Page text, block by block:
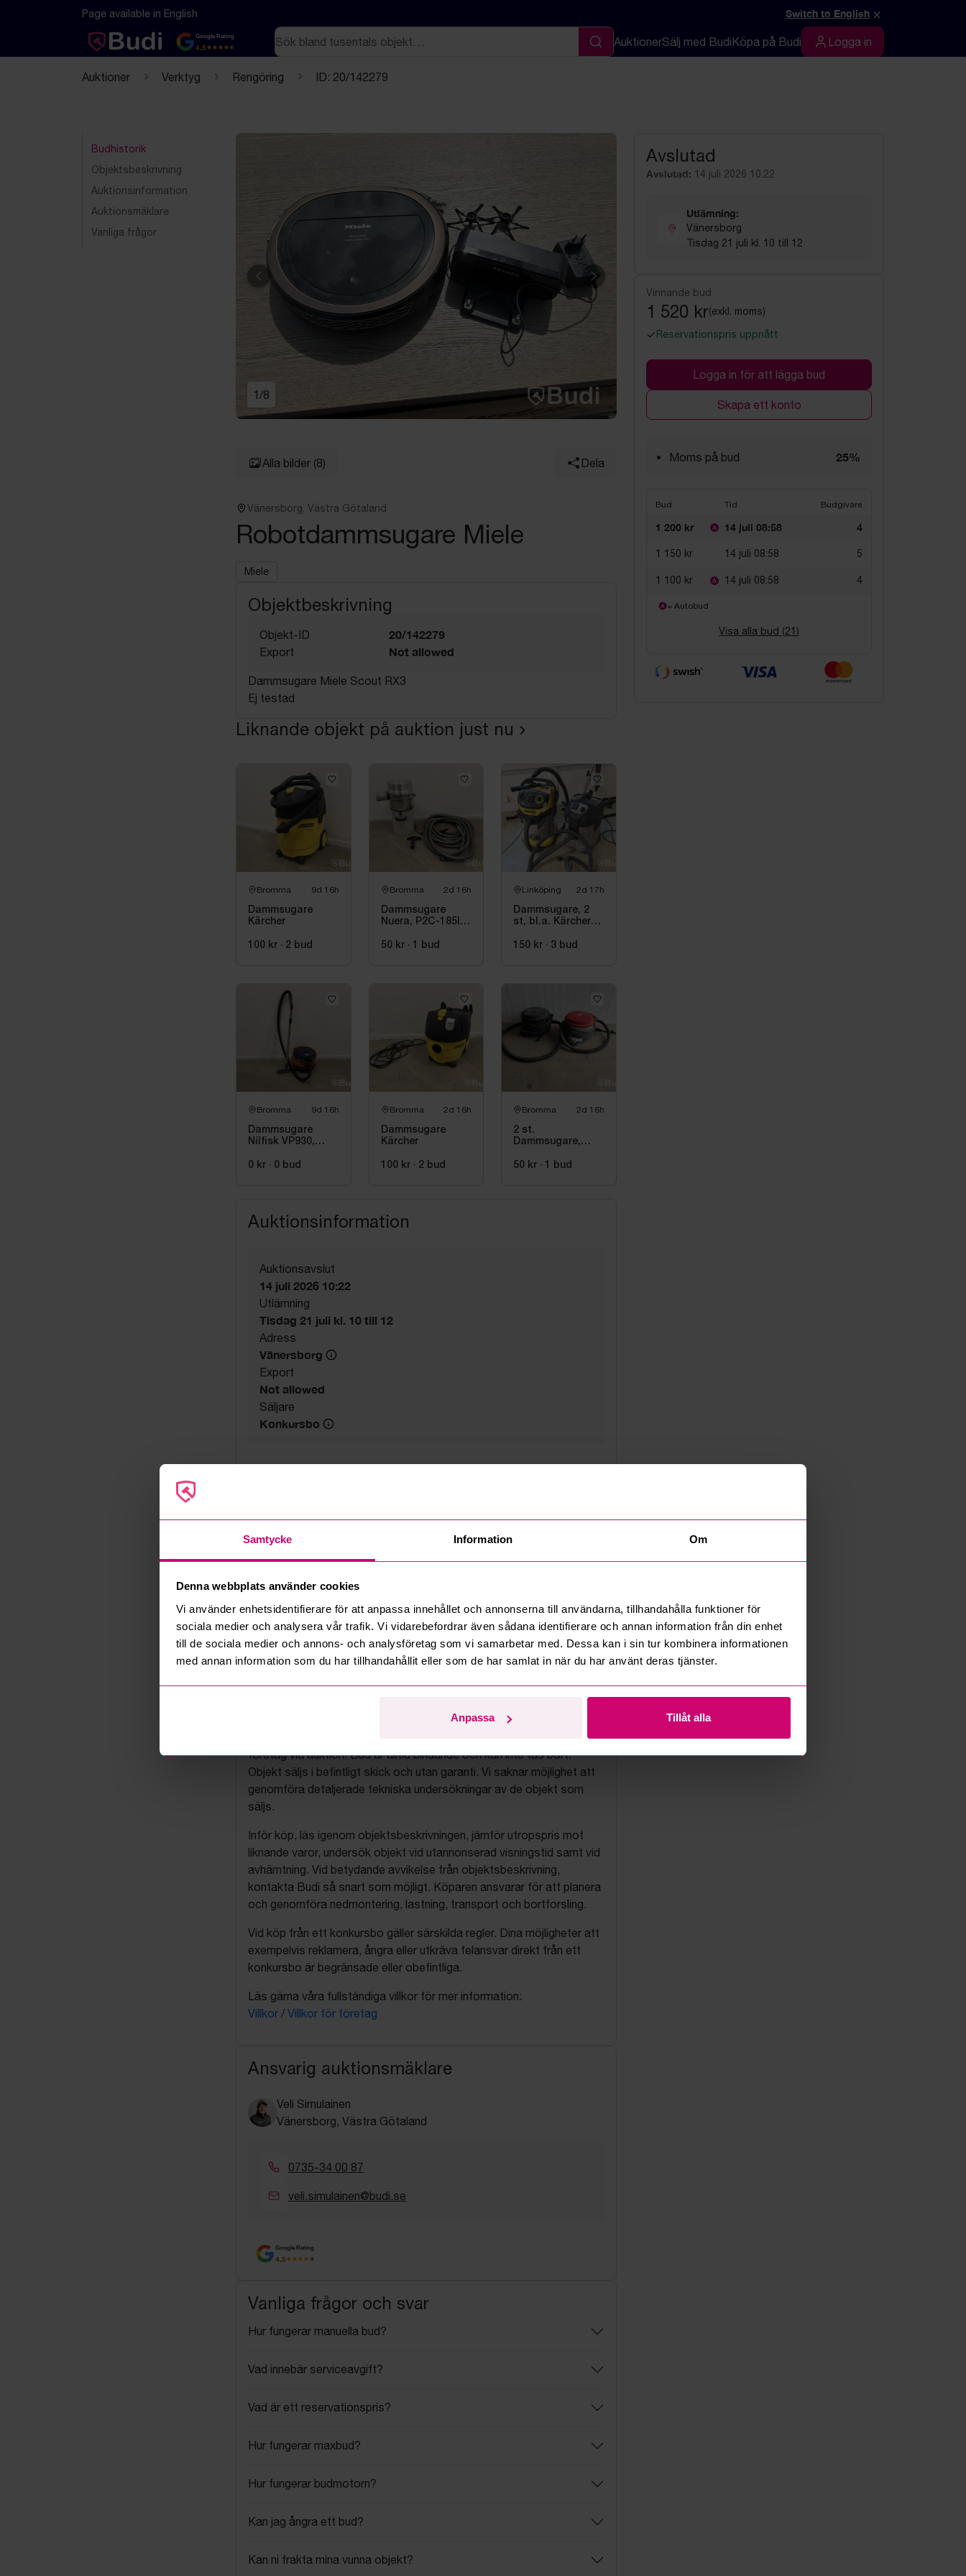
Samtycke Information Om
Denna webbplats använder cookies
Vi använder enhetsidentifierare för att anpassa innehållet och annonserna till användarna, tillhandahålla funktioner för
sociala medier och analysera vår trafik. Vi vidarebefordrar även sådana identifierare och annan information från din enhet
till de sociala medier och annons- och analysföretag som vi samarbetar med. Dessa kan i sin tur kombinera informationen
med annan information som du har tillhandahållit eller som de har samlat in när du har använt deras tjänster.
Anpassa Tillåt alla
Hoppa till innehåll
Textbaserad (markdown) version av denna sida
Page available in English Switch to English ×
Google Rating
4.5
Sök
Sök
AuktionerSälj med BudiKöpa på Budi Logga in
Logga in
Auktioner Verktyg Rengöring ID: 20/142279
Budhistorik
Objektsbeskrivning
Auktionsinformation
Auktionsmäklare
Vanliga frågor
Föregående Nästa
1 /8
Alla bilder (8) Dela
Vänersborg, Västra Götaland
Robotdammsugare Miele
Miele
Objektbeskrivning
Objekt-ID 20/142279
Export Not allowed
Dammsugare Miele Scout RX3
Ej testad
Liknande objekt på auktion just nu
Bromma 9d 16h
Dammsugare
Kärcher
100 kr · 2 bud
Bromma 2d 16h
Dammsugare
Nuera, P2C-185I-
50 kr · 1 bud
Linköping 2d 17h
Dammsugare, 2
st, bl.a. Kärcher
150 kr · 3 bud
Bromma 9d 16h
Dammsugare
Nilfisk VP930,
0 kr · 0 bud
Bromma 2d 16h
Dammsugare
Kärcher
100 kr · 2 bud
Bromma 2d 16h
2 st.
Dammsugare,
50 kr · 1 bud
Auktionsinformation
Auktionsavslut
14 juli 2026 10:22
Utlämning
Tisdag 21 juli kl. 10 till 12
Adress
Vänersborg
Export
Not allowed
Säljare
Konkursbo
På Budi.se säljs objekt på uppdrag av konkursbon, finansbolag och
företag via auktion. Bud är alltid bindande och kan inte tas bort.
Objekt säljs i befintligt skick och utan garanti. Vi saknar möjlighet att
genomföra detaljerade tekniska undersökningar av de objekt som
säljs.
Inför köp, läs igenom objektsbeskrivningen, jämför utropspris mot
liknande varor, undersök objekt vid utannonserad visningstid samt vid
avhämtning. Vid betydande avvikelse från objektsbeskrivning,
kontakta Budi så snart som möjligt. Köparen ansvarar för att planera
och genomföra nedmontering, lastning, transport och bortforsling.
Vid köp från ett konkursbo gäller särskilda regler. Dina möjligheter att
exempelvis reklamera, ångra eller utkräva felansvar direkt från ett
konkursbo är begränsade eller obefintliga.
Läs gärna våra fullständiga villkor för mer information:
Villkor / Villkor för företag
Ansvarig auktionsmäklare
Veli Simulainen
Vänersborg, Västra Götaland
0735-34 00 87
veli.simulainen@budi.se
Google Rating
4.5
Vanliga frågor och svar
Hur fungerar manuella bud?
Vad innebär serviceavgift?
Vad är ett reservationspris?
Hur fungerar maxbud?
Hur fungerar budmotorn?
Kan jag ångra ett bud?
Kan ni frakta mina vunna objekt?
Avslutad
Avslutad: 14 juli 2026 10:22
Utlämning:
Vänersborg
Tisdag 21 juli kl. 10 till 12
Vinnande bud
1 520 kr(exkl. moms)
Reservationspris uppnått
Logga in för att lägga bud
Skapa ett konto
Moms på bud 25%
Bud Tid Budgivare
1 200 kr 14 juli 08:58 4
1 150 kr 14 juli 08:58 5
1 100 kr 14 juli 08:58 4
= Autobud
Visa alla bud (21 )